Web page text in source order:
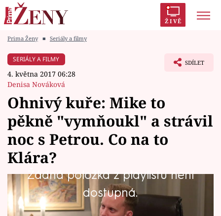
ŽIVĚ
Módní alarm
Témata
Celebrity
Vztahy
Seriály
Prima Ženy ■ Seriály a filmy
SERIÁLY A FILMY
4. května 2017 06:28
Denisa Nováková
SDÍLET
Ohnivý kuře: Mike to
pěkně "vymňoukl" a strávil
noc s Petrou. Co na to
Klára?
Žádná položka z playlistu není
dostupná.
Podivná oslava Mikeových narozenin v
Grandu měla ještě podivnější závěr. A sám